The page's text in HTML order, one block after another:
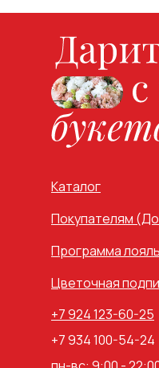
Каталог
Покупателям
Программа
Цветочная
+7 924 123-60-25
+7 934 100-54-24